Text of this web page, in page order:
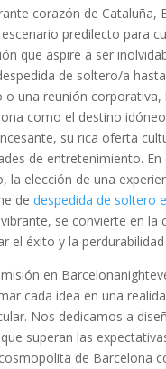
corazón de Cataluña,
predilecto para
que aspire a ser
de soltero/a
o una reunión corporativa,
como el destino
su rica oferta
de entretenimiento.
la elección de una
de despedida de soltero
se convierte en la
el éxito y la
en
cada idea en una
Nos dedicamos a
superan las
de Barcelona